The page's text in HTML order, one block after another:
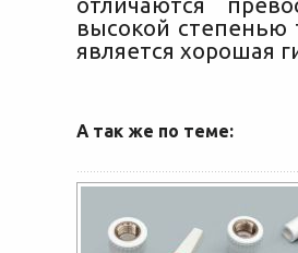
высокой степенью
является хорошая
А так же по теме: